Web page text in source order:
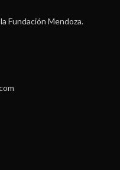
Fundación Mendoza.